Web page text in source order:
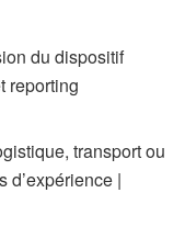
du dispositif
reporting
transport ou
d’expérience |